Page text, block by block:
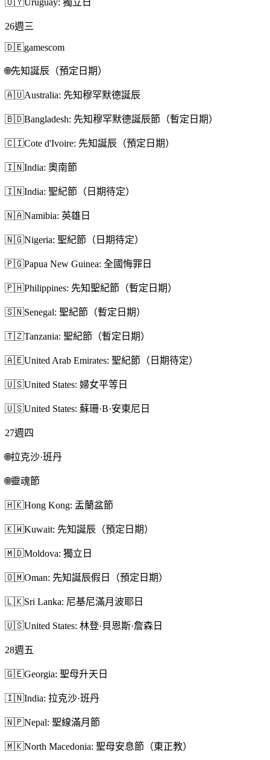
🇺🇾Uruguay: 獨立日
26週三
🇩🇪gamescom
🌐先知誕辰（預定日期）
🇦🇺Australia: 先知穆罕默德誕辰
🇧🇩Bangladesh: 先知穆罕默德誕辰節（暫定日期）
🇨🇮Cote d'Ivoire: 先知誕辰（預定日期）
🇮🇳India: 奧南節
🇮🇳India: 聖紀節（日期待定）
🇳🇦Namibia: 英雄日
🇳🇬Nigeria: 聖紀節（日期待定）
🇵🇬Papua New Guinea: 全國悔罪日
🇵🇭Philippines: 先知聖紀節（暫定日期）
🇸🇳Senegal: 聖紀節（暫定日期）
🇹🇿Tanzania: 聖紀節（暫定日期）
🇦🇪United Arab Emirates: 聖紀節（日期待定）
🇺🇸United States: 婦女平等日
🇺🇸United States: 蘇珊·B·安東尼日
27週四
🌐拉克沙·班丹
🌐靈魂節
🇭🇰Hong Kong: 盂蘭盆節
🇰🇼Kuwait: 先知誕辰（預定日期）
🇲🇩Moldova: 獨立日
🇴🇲Oman: 先知誕辰假日（預定日期）
🇱🇰Sri Lanka: 尼基尼滿月波耶日
🇺🇸United States: 林登·貝恩斯·詹森日
28週五
🇬🇪Georgia: 聖母升天日
🇮🇳India: 拉克沙·班丹
🇳🇵Nepal: 聖線滿月節
🇲🇰North Macedonia: 聖母安息節（東正教）